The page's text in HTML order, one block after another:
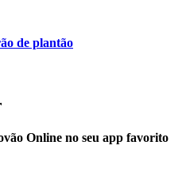
de plantão
Online no seu app favorito